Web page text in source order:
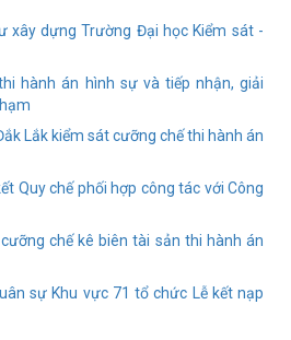
xây dựng Trường Đại học Kiểm sát -
hành án hình sự và tiếp nhận, giải
Lắk kiểm sát cưỡng chế thi hành án
Quy chế phối hợp công tác với Công
chế kê biên tài sản thi hành án
sự Khu vực 71 tổ chức Lễ kết nạp